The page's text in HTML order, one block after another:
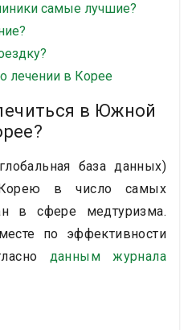
самые лучшие?
лечении в Корее
в Южной
база данных)
в число самых
в сфере медтуризма.
по эффективности
данным журнала